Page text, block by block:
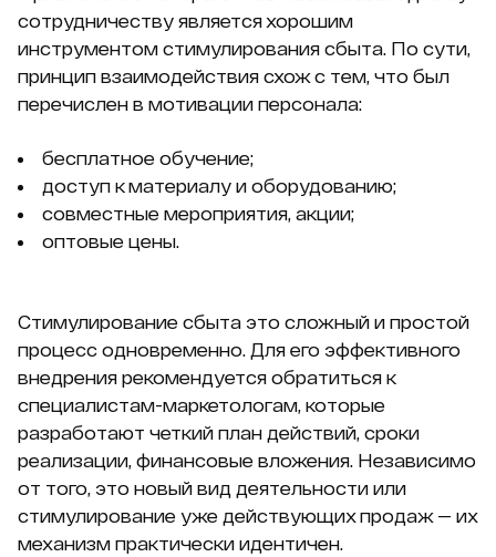
сотрудничеству является хорошим
инструментом стимулирования сбыта. По сути,
принцип взаимодействия схож с тем, что был
перечислен в мотивации персонала:
бесплатное обучение;
доступ к материалу и оборудованию;
совместные мероприятия, акции;
оптовые цены.
Стимулирование сбыта это сложный и простой
процесс одновременно. Для его эффективного
внедрения рекомендуется обратиться к
специалистам-маркетологам, которые
разработают четкий план действий, сроки
реализации, финансовые вложения. Независимо
от того, это новый вид деятельности или
стимулирование уже действующих продаж — их
механизм практически идентичен.